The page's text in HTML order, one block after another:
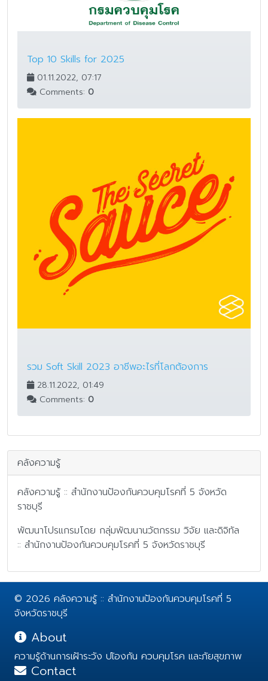
Top 10 Skills for 2025
01.11.2022, 07:17
Comments: 0
รวม Soft Skill 2023 อาชีพอะไรที่โลกต้องการ
28.11.2022, 01:49
Comments: 0
คลังความรู้
คลังความรู้ :: สำนักงานป้องกันควบคุมโรคที่ 5 จังหวัด
ราชบุรี
พัฒนาโปรแกรมโดย กลุ่มพัฒนานวัตกรรม วิจัย และดิจิทัล
:: สำนักงานป้องกันควบคุมโรคที่ 5 จังหวัดราชบุรี
© 2026 คลังความรู้ :: สำนักงานป้องกันควบคุมโรคที่ 5
จังหวัดราชบุรี
About
ความรู้ด้านการเฝ้าระวัง ปเ้องกัน ควบคุมโรค และภัยสุขภาพ
Contact